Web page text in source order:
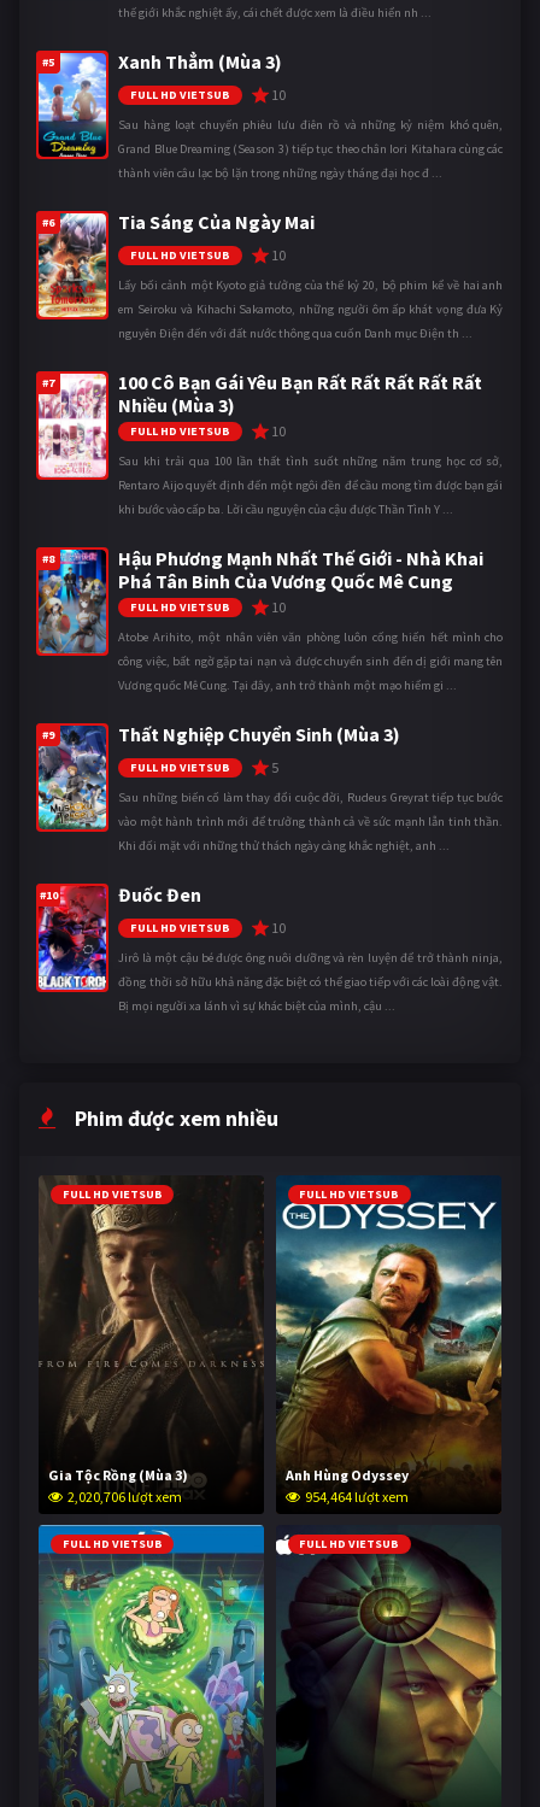
thế giới khắc nghiệt ấy, cái chết được xem là điều hiển nh ...
#5 Xanh Thẳm (Mùa 3)
FULL HD VIETSUB 10
Sau hàng loạt chuyến phiêu lưu điên rồ và những kỷ niệm khó quên,
Grand Blue Dreaming (Season 3) tiếp tục theo chân Iori Kitahara cùng các
thành viên câu lạc bộ lặn trong những ngày tháng đại học đ ...
#6 Tia Sáng Của Ngày Mai
FULL HD VIETSUB 10
Lấy bối cảnh một Kyoto giả tưởng của thế kỷ 20, bộ phim kể về hai anh
em Seiroku và Kihachi Sakamoto, những người ôm ấp khát vọng đưa Kỷ
nguyên Điện đến với đất nước thông qua cuốn Danh mục Điện th ...
#7
100 Cô Bạn Gái Yêu Bạn Rất Rất Rất Rất Rất
Nhiều (Mùa 3)
FULL HD VIETSUB 10
Sau khi trải qua 100 lần thất tình suốt những năm trung học cơ sở,
Rentaro Aijo quyết định đến một ngôi đền để cầu mong tìm được bạn gái
khi bước vào cấp ba. Lời cầu nguyện của cậu được Thần Tình Y ...
#8
Hậu Phương Mạnh Nhất Thế Giới - Nhà Khai
Phá Tân Binh Của Vương Quốc Mê Cung
FULL HD VIETSUB 10
Atobe Arihito, một nhân viên văn phòng luôn cống hiến hết mình cho
công việc, bất ngờ gặp tai nạn và được chuyển sinh đến dị giới mang tên
Vương quốc Mê Cung. Tại đây, anh trở thành một mạo hiểm gi ...
#9 Thất Nghiệp Chuyển Sinh (Mùa 3)
FULL HD VIETSUB 5
Sau những biến cố làm thay đổi cuộc đời, Rudeus Greyrat tiếp tục bước
vào một hành trình mới để trưởng thành cả về sức mạnh lẫn tinh thần.
Khi đối mặt với những thử thách ngày càng khắc nghiệt, anh ...
#10 Đuốc Đen
FULL HD VIETSUB 10
Jirô là một cậu bé được ông nuôi dưỡng và rèn luyện để trở thành ninja,
đồng thời sở hữu khả năng đặc biệt có thể giao tiếp với các loài động vật.
Bị mọi người xa lánh vì sự khác biệt của mình, cậu ...
Phim được xem nhiều
FULL HD VIETSUB
Gia Tộc Rồng (Mùa 3)
2,020,706 lượt xem
FULL HD VIETSUB
Anh Hùng Odyssey
954,464 lượt xem
FULL HD VIETSUB FULL HD VIETSUB